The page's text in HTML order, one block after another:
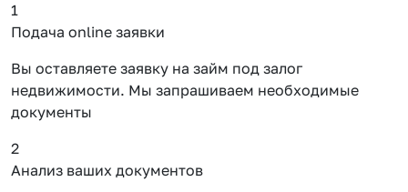
1
Подача online заявки
Вы оставляете заявку на займ под залог
недвижимости. Мы запрашиваем необходимые
документы
2
Анализ ваших документов